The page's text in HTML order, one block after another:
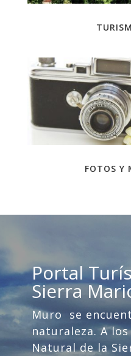
FOTOS Y
Portal
Sierra
Muro se
naturaleza. A
Natural de la